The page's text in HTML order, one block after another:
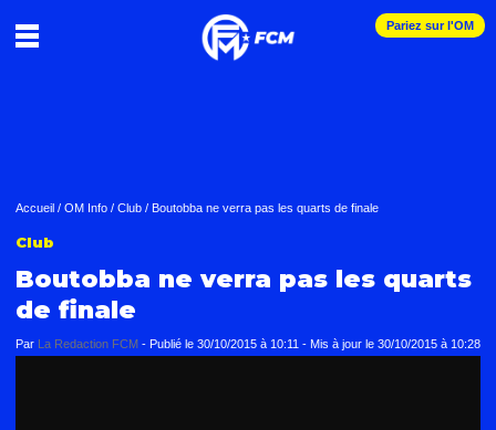
Pariez sur l'OM
Accueil / OM Info / Club / Boutobba ne verra pas les quarts de finale
Club
Boutobba ne verra pas les quarts
de finale
Par La Redaction FCM - Publié le 30/10/2015 à 10:11 - Mis à jour le 30/10/2015 à 10:28